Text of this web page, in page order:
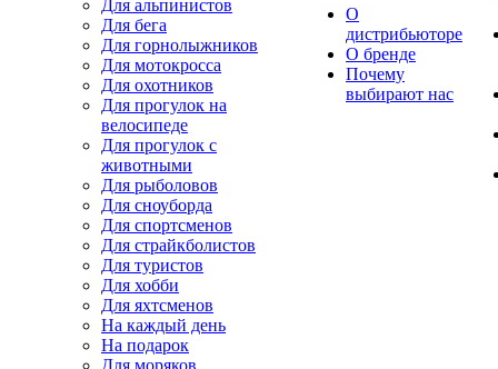
Для альпинистов
Для бега
Для горнолыжников
Для мотокросса
Для охотников
Для прогулок на
велосипеде
Для прогулок с
животными
Для рыболовов
Для сноуборда
Для спортсменов
Для страйкболистов
Для туристов
Для хобби
Для яхтсменов
На каждый день
На подарок
Для моряков
О
дистрибьюторе
О бренде
Почему
выбирают нас